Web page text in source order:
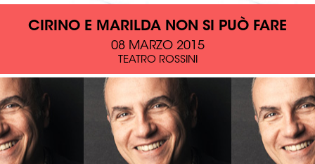
CIRINO E MARILDA NON SI PUÒ FARE
08 MARZO 2015
TEATRO ROSSINI